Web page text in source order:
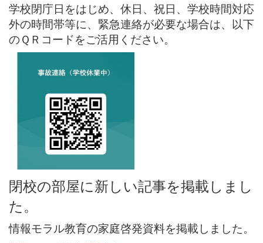
学校閉庁日をはじめ、休日、祝日、学校時間対応
外の時間帯等に、緊急連絡が必要な場合は、以下
のＱＲコードをご活用ください。
閉校の部屋に新しい記事を掲載しまし
た。
情報モラル教育の家庭啓発資料を掲載しました。